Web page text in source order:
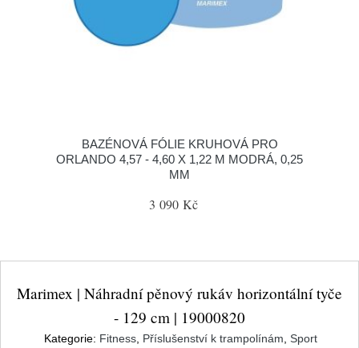
BAZÉNOVÁ FÓLIE KRUHOVÁ PRO
ORLANDO 4,57 - 4,60 X 1,22 M MODRÁ, 0,25
MM
3 090 Kč
Marimex | Náhradní pěnový rukáv horizontální tyče
- 129 cm | 19000820
Kategorie: Fitness, Příslušenství k trampolínám Sport